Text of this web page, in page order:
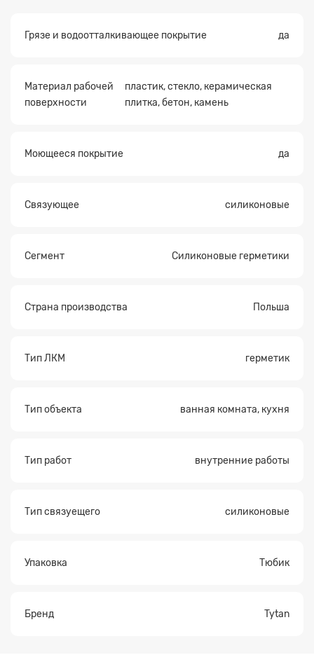
Грязе и водоотталкивающее покрытие да
Материал рабочей
поверхности
пластик, стекло, керамическая
плитка, бетон, камень
Моющееся покрытие да
Связующее силиконовые
Сегмент Силиконовые герметики
Страна производства Польша
Тип ЛКМ герметик
Тип объекта ванная комната, кухня
Тип работ внутренние работы
Тип связуещего силиконовые
Упаковка Тюбик
Бренд Tytan